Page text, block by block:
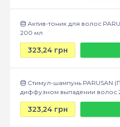
Актив-тоник для волос
200 мл
323,24 грн
Стимул-шампунь PARUSAN
диффузном выпадении волос
323,24 грн